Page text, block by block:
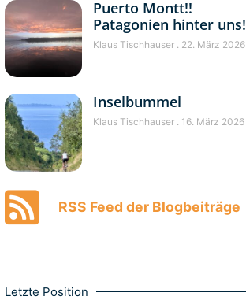
Puerto Montt!!
Patagonien hinter uns!
Klaus Tischhauser 22. März 2026
Inselbummel
Klaus Tischhauser 16. März 2026
RSS Feed der Blogbeiträge
Letzte Position